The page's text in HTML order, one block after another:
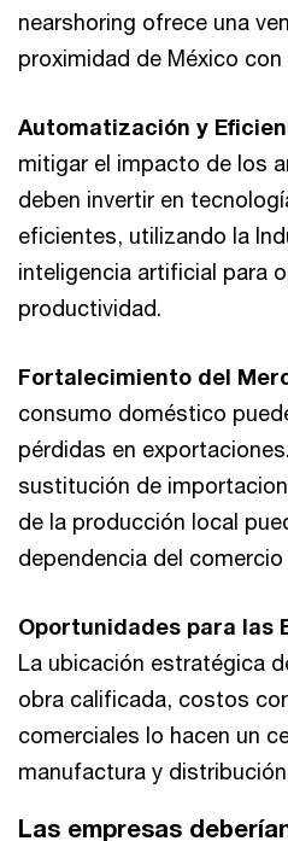
nearshoring ofrece una
proximidad de México con
Automatización y
mitigar el impacto de los
deben invertir en
eficientes, utilizando la
inteligencia artificial para
productividad.
Fortalecimiento del
consumo doméstico
pérdidas en
sustitución de
de la producción local
dependencia del comercio
Oportunidades para las
La ubicación estratégica
obra calificada, costos
comerciales lo hacen un
manufactura y
Las empresas